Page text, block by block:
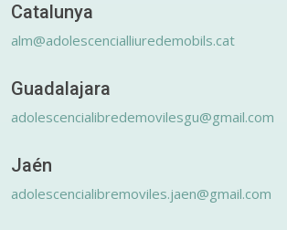
Catalunya
alm@adolescencialliuredemobils.cat
Guadalajara
adolescencialibredemovilesgu@gmail.com
Jaén
adolescencialibremoviles.jaen@gmail.com